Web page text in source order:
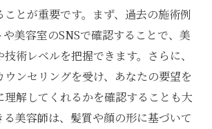
とが重要です。まず、過去の施術例
や美容室のSNSで確認することで、美
術レベルを把握できます。さらに、
ンセリングを受け、あなたの要望を
理解してくれるかを確認することも大
美容師は、髪質や顔の形に基づいて